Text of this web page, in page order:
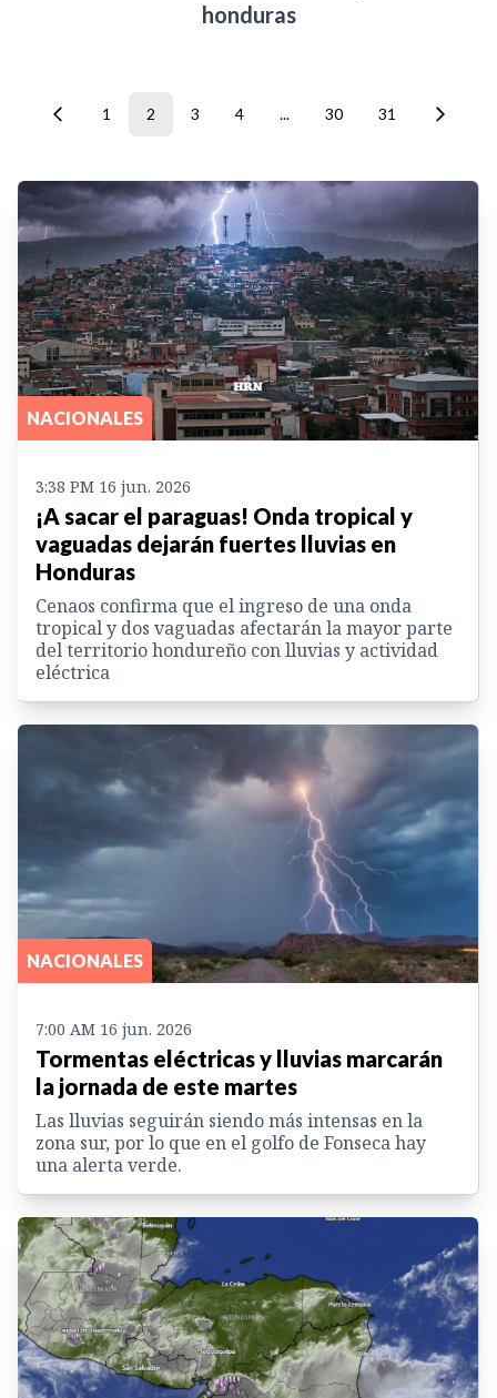
honduras
1 2 3 4 ... 30 31
NACIONALES
3:38 PM 16 jun. 2026
¡A sacar el paraguas! Onda tropical y
vaguadas dejarán fuertes lluvias en
Honduras
Cenaos confirma que el ingreso de una onda
tropical y dos vaguadas afectarán la mayor parte
del territorio hondureño con lluvias y actividad
eléctrica
NACIONALES
7:00 AM 16 jun. 2026
Tormentas eléctricas y lluvias marcarán
la jornada de este martes
Las lluvias seguirán siendo más intensas en la
zona sur, por lo que en el golfo de Fonseca hay
una alerta verde.